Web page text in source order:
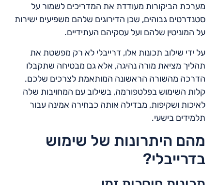
מערכת הביקורות מעודדת את המדריכים לשמור על
סטנדרטים גבוהים, שכן הדירוגים שלהם משפיעים ישירות
על המוניטין שלהם ועל עסקיהם העתידיים.
על ידי שילוב תכונות אלו, דרייבלי לא רק מפשטת את
תהליך מציאת מורה נהיגה, אלא גם מבטיחה שתקבלו
הדרכה מהשורה הראשונה המותאמת לצרכים שלכם.
קלות השימוש בפלטפורמה, בשילוב עם המחויבות שלה
לאיכות ושקיפות, מבדילה אותה כבחירה אמינה עבור
תלמידים בישעי.
מהם היתרונות של שימוש
בדרייבלי?